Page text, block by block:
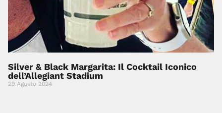
Silver & Black Margarita: Il Cocktail Iconico
dell’Allegiant Stadium
29 Agosto 2024